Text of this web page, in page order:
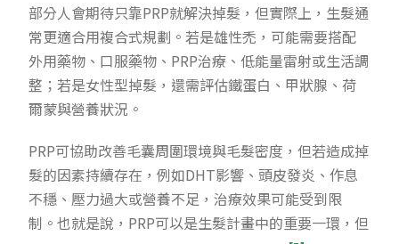
部分人會期待只靠PRP就解決掉髮，但實際上，生髮通
常更適合用複合式規劃。若是雄性禿，可能需要搭配
外用藥物、口服藥物、PRP治療、低能量雷射或生活調
整；若是女性型掉髮，還需評估鐵蛋白、甲狀腺、荷
爾蒙與營養狀況。
PRP可協助改善毛囊周圍環境與毛髮密度，但若造成掉
髮的因素持續存在，例如DHT影響、頭皮發炎、作息
不穩、壓力過大或營養不足，治療效果可能受到限
制。也就是說，PRP可以是生髮計畫中的重要一環，但